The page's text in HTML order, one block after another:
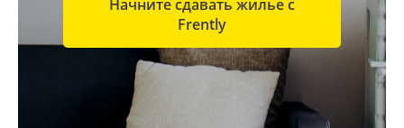
Начните сдавать жилье с
Frently